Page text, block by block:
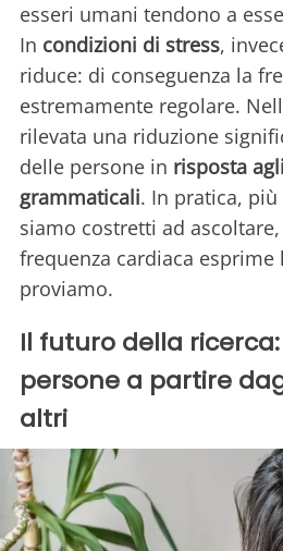
esseri umani tendono a
In condizioni di stress,
riduce: di conseguenza la
estremamente regolare.
rilevata una riduzione
delle persone in risposta
grammaticali. In pratica,
siamo costretti ad
frequenza cardiaca esprime
proviamo.
Il futuro della
persone a partire
altri